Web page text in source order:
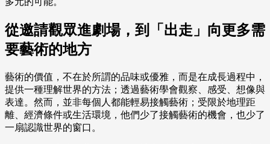
從邀請觀眾進劇場，到「出走」向更多需
要藝術的地方
藝術的價值，不在於所謂的品味或優雅，而是在成長過程中，
提供一種理解世界的方法；透過藝術學會觀察、感受、想像與
表達。然而，並非每個人都能輕易接觸藝術；受限於地理距
離、經濟條件或生活環境，他們少了接觸藝術的機會，也少了
一扇認識世界的窗口。